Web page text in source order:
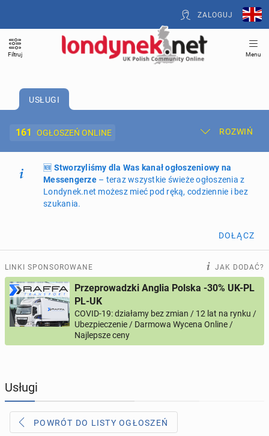
ZALOGUJ
Filtruj Menu
USŁUGI
161 OGŁOSZEŃ ONLINE ROZWIŃ
Dodaj ogłoszenie Moje ogłoszenia
Oferta i cennik ogłoszeń
ogłoszeń online
PROFILE KANDYDATÓW 291 profili online
USŁUGI 161ogłoszeń online
KUPIĘ & SPRZEDAM
TOWARZYSKIE
🆕 Stworzyliśmy dla Was kanał ogłoszeniowy na
Messengerze– teraz wszystkie świeże ogłoszenia z
Londynek.net możesz mieć pod ręką, codziennie i bez
szukania.
DOŁĄCZ
LINKI SPONSOROWANE JAK DODAĆ?
Przeprowadzki Anglia Polska -30% UK-PL
PL-UK
COVID-19: działamy bez zmian / 12 lat na rynku /
Ubezpieczenie / Darmowa Wycena Online /
Najlepsze ceny
Usługi
POWRÓT DO LISTY OGŁOSZEŃ